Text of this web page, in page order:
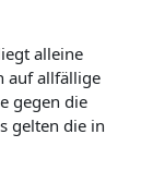
alleine
auf allfällige
gegen die
gelten die in